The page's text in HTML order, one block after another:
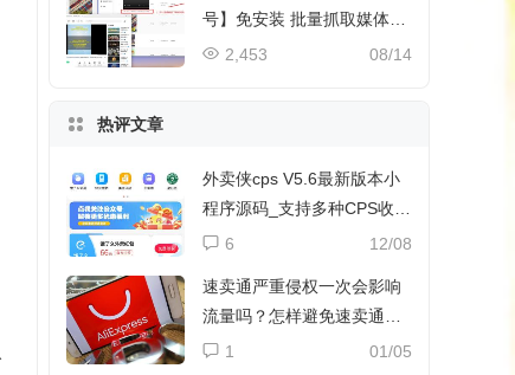
号】免安装 批量抓取媒体文
件
08/14
2,453
热评文章
外卖侠cps V5.6最新版本小
程序源码_支持多种CPS收益
和流量主收益
12/08
6
速卖通严重侵权一次会影响
流量吗？怎样避免速卖通侵
权？
01/05
1